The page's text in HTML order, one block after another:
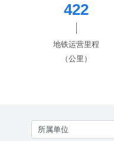
422
地铁运营里程
（公里）